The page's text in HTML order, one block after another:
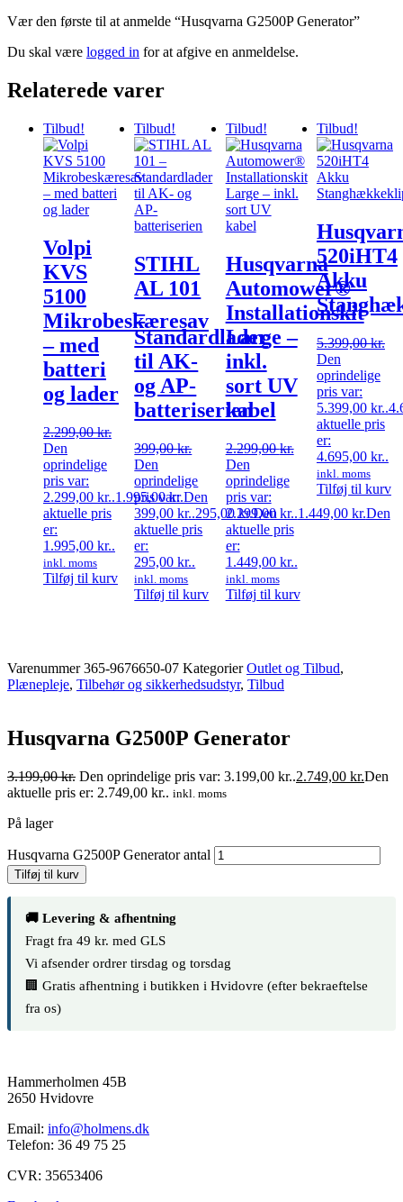
Vær den første til at anmelde “Husqvarna G2500P Generator”
Du skal være logged in for at afgive en anmeldelse.
Relaterede varer
Tilbud!
Volpi
KVS
5100
Mikrobeskæresav
– med
batteri
og lader
2.299,00kr.
Den
oprindelige
pris var:
2.299,00 kr..1.995,00kr.Den
aktuelle pris
er:
1.995,00 kr..
inkl. moms
Tilføj til kurv
Tilbud!
STIHL
AL 101
–
Standardlader
til AK-
og AP-
batteriserien
399,00kr.
Den
oprindelige
pris var:
399,00 kr..295,00kr.Den
aktuelle pris
er:
295,00 kr..
inkl. moms
Tilføj til kurv
Tilbud!
Husqvarna
Automower®
Installationskit
Large –
inkl.
sort UV
kabel
2.299,00kr.
Den
oprindelige
pris var:
2.299,00 kr..1.449,00 kr.Den
aktuelle pris
er:
1.449,00 kr..
inkl. moms
Tilføj til kurv
Tilbud!
520iHT4
Akku
5.399,00kr.
Den
oprindelige
pris var:
5.399,00 kr..
aktuelle pris
er:
4.695,00 kr..
inkl. moms
Tilføj til kurv
Varenummer365-9676650-07 Kategorier Outlet og Tilbud,
Plænepleje, Tilbehør og sikkerhedsudstyr, Tilbud
Husqvarna G2500P Generator
3.199,00kr. Den oprindelige pris var: 3.199,00 kr..2.749,00 kr.Den
aktuelle pris er: 2.749,00 kr.. inkl. moms
På lager
Husqvarna G2500P Generator antal
Tilføj til kurv
🚚 Levering & afhentning
Fragt fra 49 kr. med GLS
Vi afsender ordrer tirsdag og torsdag
🏢 Gratis afhentning i butikken i Hvidovre (efter bekraeftelse
fra os)
Hammerholmen 45B
2650 Hvidovre
Email: info@holmens.dk
Telefon: 36 49 75 25
CVR: 35653406